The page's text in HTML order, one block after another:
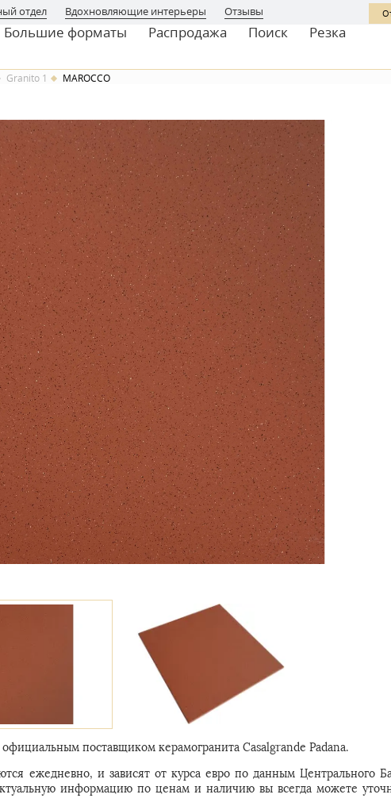
отдел Вдохновляющие интерьеры Отзывы
Большие форматы Распродажа Поиск Резка
Granito 1 MAROCCO
поставщиком керамогранита Casalgrande Padana.
ежедневно, и зависят от курса евро по данным Центрального
информацию по ценам и наличию вы всегда можете